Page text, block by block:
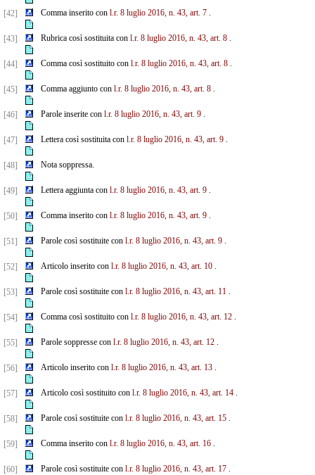
[42] Comma inserito con l.r. 8 luglio 2016, n. 43, art. 7.
[43] Rubrica così sostituita con l.r. 8 luglio 2016, n. 43, art. 8.
[44] Comma così sostituito con l.r. 8 luglio 2016, n. 43, art. 8.
[45] Comma aggiunto con l.r. 8 luglio 2016, n. 43, art. 8.
[46] Parole inserite con l.r. 8 luglio 2016, n. 43, art. 9.
[47] Lettera così sostituita con l.r. 8 luglio 2016, n. 43, art. 9.
[48] Nota soppressa.
[49] Lettera aggiunta con l.r. 8 luglio 2016, n. 43, art. 9.
[50] Comma inserito con l.r. 8 luglio 2016, n. 43, art. 9.
[51] Parole così sostituite con l.r. 8 luglio 2016, n. 43, art. 9.
[52] Articolo inserito con l.r. 8 luglio 2016, n. 43, art. 10.
[53] Parole così sostituite con l.r. 8 luglio 2016, n. 43, art. 11.
[54] Comma così sostituito con l.r. 8 luglio 2016, n. 43, art. 12.
[55] Parole soppresse con l.r. 8 luglio 2016, n. 43, art. 12.
[56] Articolo inserito con l.r. 8 luglio 2016, n. 43, art. 13.
[57] Articolo così sostituito con l.r. 8 luglio 2016, n. 43, art. 14.
[58] Parole così sostituite con l.r. 8 luglio 2016, n. 43, art. 15.
[59] Comma inserito con l.r. 8 luglio 2016, n. 43, art. 16.
[60] Parole così sostituite con l.r. 8 luglio 2016, n. 43, art. 17.